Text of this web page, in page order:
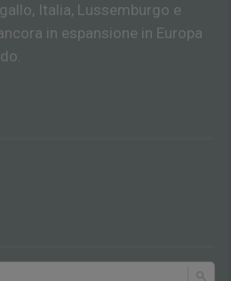
Italia, Lussemburgo e
in espansione in Europa